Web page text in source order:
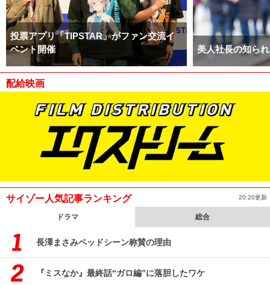
投票アプリ「TIPSTAR」がファン交流イ
ベント開催
美人社長の知ら
配給映画
サイゾー人気記事ランキング 20:20更新
ドラマ 総合
長澤まさみベッドシーン称賛の理由
『ミスなか』最終話“ガロ編”に落胆したワケ